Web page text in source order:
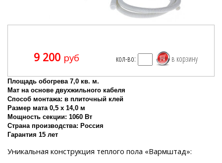
9 200 руб кол-во:
Площадь обогрева 7,0 кв. м.
Мат на основе двухжильного кабеля
Способ монтажа: в плиточный клей
Размер мата 0,5 x 14,0 м
Мощность секции: 1060 Вт
Страна производства: Россия
Гарантия 15 лет
Уникальная конструкция теплого пола «Вармштад»: